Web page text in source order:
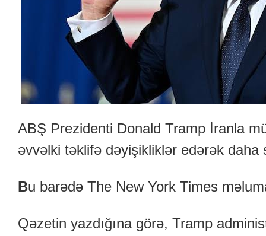
ABŞ Prezidenti Donald Tramp İranla
əvvəlki təklifə dəyişikliklər edərək daha
Bu barədə The New York Times
Qəzetin yazdığına görə, Tramp